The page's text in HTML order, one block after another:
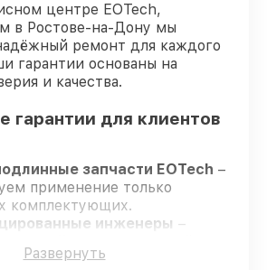
центре EOTech,
в Ростове-на-Дону мы
ремонт для каждого
гарантии основаны на
и качества.
гарантии для клиентов
запчасти EOTech –
применение только
комплектующих.
инженеры –
гарантирует качество
Развернуть